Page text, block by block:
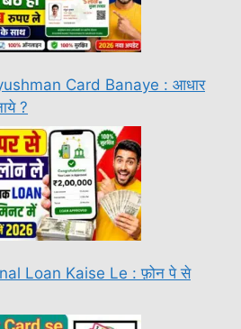
Card Banaye : आधार
?
Loan Kaise Le : फ़ोन पे से